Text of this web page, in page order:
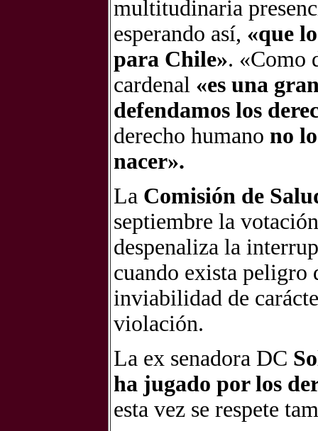
multitudinaria
esperando así, «que
para Chile». «Como
cardenal «es una
defendamos los
derecho humano no
nacer».
La Comisión de
septiembre la
despenaliza la
cuando exista peligro
inviabilidad de
violación.
La ex senadora DC
ha jugado por los
esta vez se respete